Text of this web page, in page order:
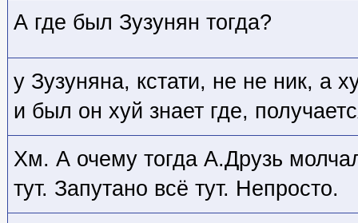
А где был Зузунян тогда?
у Зузуняна, кстати, не не ник, а
и был он хуй знает где,
Хм. А очему тогда А.Друзь
тут. Запутано всё тут. Непросто.